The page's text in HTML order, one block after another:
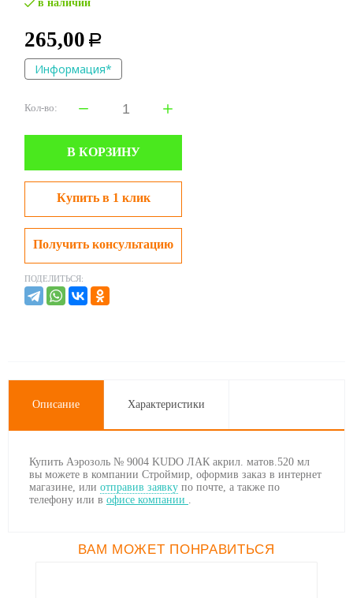
в наличии
265,00 Р
Информация*
Кол-во:
В КОРЗИНУ
Купить в 1 клик
Получить консультацию
ПОДЕЛИТЬСЯ:
Описание Характеристики
Купить Аэрозоль № 9004 KUDO ЛАК акрил. матов.520 мл
вы можете в компании Строймир, оформив заказ в интернет
магазине, или отправив заявку по почте, а также по
телефону или в офисе компании .
ВАМ МОЖЕТ ПОНРАВИТЬСЯ